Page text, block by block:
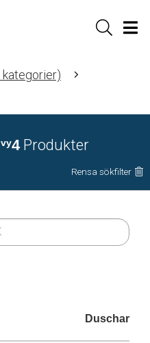
Sök
kategorier)
4 Produkter
Rensa sökfilter
Duschar